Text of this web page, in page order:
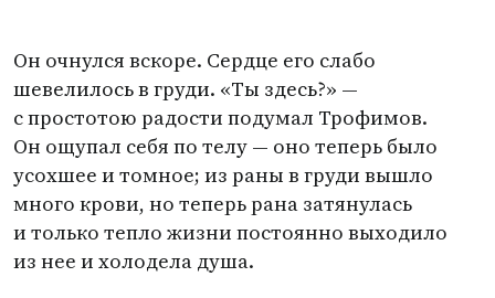
Он очнулся вскоре. Сердце его слабо
шевелилось в груди. «Ты здесь?» —
с простотою радости подумал Трофимов.
Он ощупал себя по телу — оно теперь было
усохшее и томное; из раны в груди вышло
много крови, но теперь рана затянулась
и только тепло жизни постоянно выходило
из нее и холодела душа.